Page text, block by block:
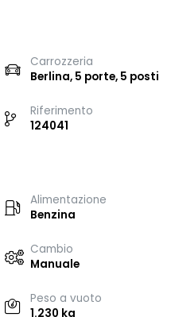
Carrozzeria
Berlina, 5 porte, 5 posti
Riferimento
124041
Alimentazione
Benzina
Cambio
Manuale
Peso a vuoto
1.230 kg